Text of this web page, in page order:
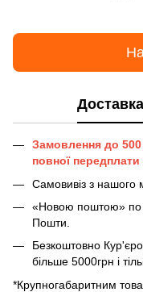
Доставка
Замовлення до
повної передплати
Самовивіз з нашого
«Новою поштою» по
Пошти.
Безкоштовно
більше 5000грн і
*Крупногабаритним